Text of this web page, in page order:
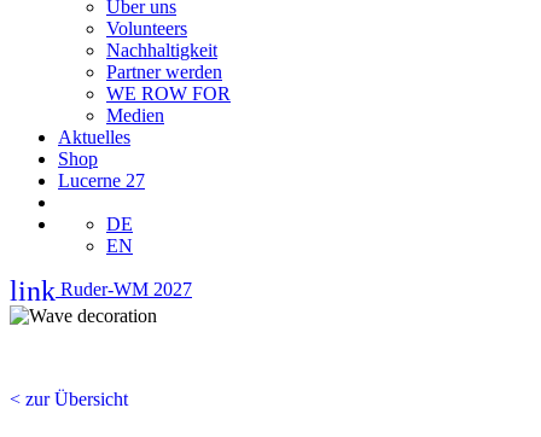
Über uns
Volunteers
Nachhaltigkeit
Partner werden
WE ROW FOR
Medien
Aktuelles
Shop
Lucerne 27
DE
EN
link Ruder-WM 2027
< zur Übersicht